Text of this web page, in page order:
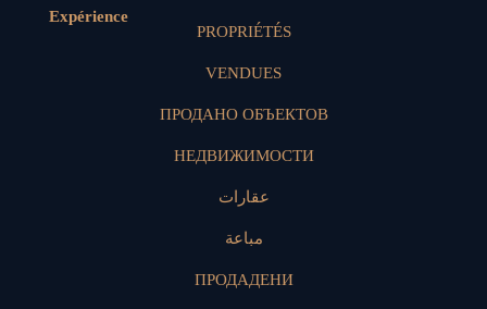
Expérience
PROPRIÉTÉS
VENDUES
ПРОДАНО ОБЪЕКТОВ
НЕДВИЖИМОСТИ
عقارات
مباعة
ПРОДАДЕНИ